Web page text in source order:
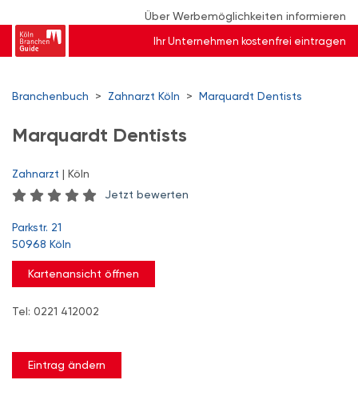
Über Werbemöglichkeiten informieren
Ihr Unternehmen kostenfrei eintragen
Branchenbuch > Zahnarzt Köln > Marquardt Dentists
Marquardt Dentists
Zahnarzt | Köln
Jetzt bewerten
Parkstr. 21
50968 Köln
Kartenansicht öffnen
Tel: 0221 412002
Eintrag ändern